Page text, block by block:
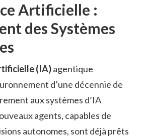
Artificielle :
des Systèmes
(IA)agentique
d’une décennie de
aux systèmes d’IA
agents, capables de
autonomes, sont déjà prêts